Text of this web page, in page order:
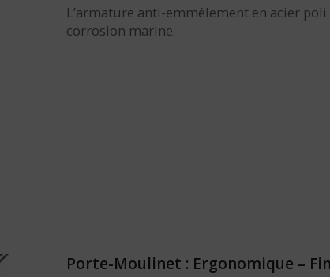
L’armature anti-emmêlement en acier
corrosion marine.
Porte-Moulinet : Ergonomique –